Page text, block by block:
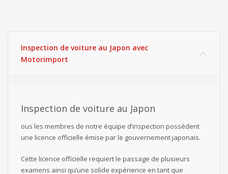
Inspection de voiture au Japon avec
Motorimport
Inspection de voiture au Japon
ous les membres de notre équipe d’inspection possèdent
une licence officielle émise par le gouvernement japonais.
Cette licence officielle requiert le passage de plusieurs
examens ainsi qu’une solide expérience en tant que